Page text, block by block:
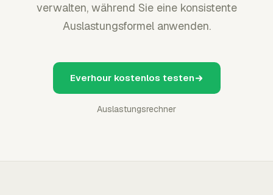
verwalten, während Sie eine konsistente
Auslastungsformel anwenden.
Everhour kostenlos testen
Auslastungsrechner